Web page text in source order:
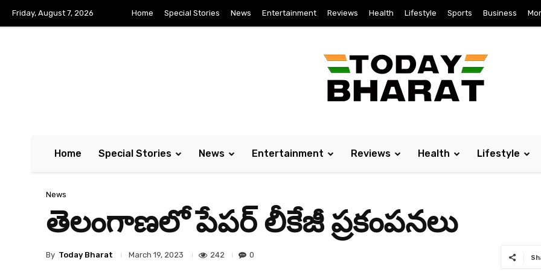
Friday, August 7, 2026 Home Special Stories News Entertainment Reviews Health Lifestyle Sports Business
Home Special Stories News Entertainment Reviews Health Lifestyle
News
తెలంగాణ‌లో పేపర్‌ లీకేజీ ప్ర‌కంప‌న‌లు
By Today Bharat March 19, 2023 242 0